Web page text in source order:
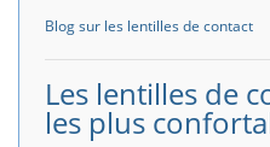
Blog sur les lentilles de contact
Les lentilles de
les plus